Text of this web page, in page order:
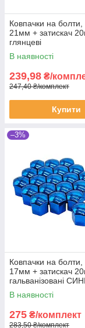
Ковпачки на болти,
21мм + затискач
глянцеві
В наявності
239,98 ₴/
247,40 ₴/комплект
Купити
–3%
Ковпачки на болти,
17мм + затискач
гальванізовані СИНІ
В наявності
275 ₴/комплект
283,50 ₴/комплект